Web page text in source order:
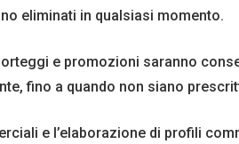
eliminati in qualsiasi momento.
e promozioni saranno
fino a quando non siano
e l’elaborazione di profili